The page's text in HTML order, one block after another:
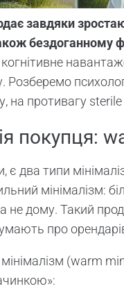
завдяки
бездоганному
Розберемо
на противагу
покупця:
є два типи
мінімалізм:
а не дому. Такий
про
(warm